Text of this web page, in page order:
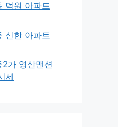
덕원 아파트
신한 아파트
가 영산맨션
세